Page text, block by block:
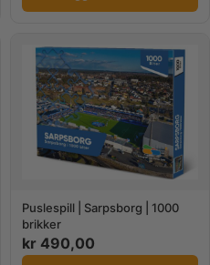
Puslespill | Sarpsborg | 1000
brikker
kr 490,00